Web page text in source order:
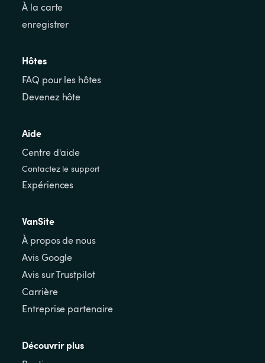
À la carte
enregistrer
Hôtes
FAQ pour les hôtes
Devenez hôte
Aide
Centre d'aide
Contactez le support
Expériences
VanSite
À propos de nous
Avis Google
Avis sur Trustpilot
Carrière
Entreprise partenaire
Découvrir plus